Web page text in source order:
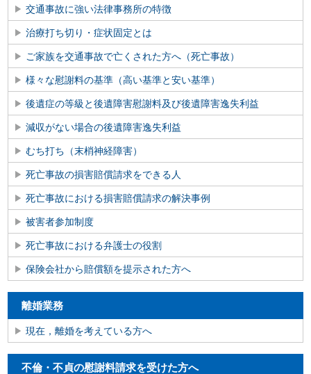
交通事故に強い法律事務所の特徴
治療打ち切り・症状固定とは
ご家族を交通事故で亡くされた方へ（死亡事故）
様々な慰謝料の基準（高い基準と安い基準）
後遺症の等級と後遺障害慰謝料及び後遺障害逸失利益
減収がない場合の後遺障害逸失利益
むち打ち（末梢神経障害）
死亡事故の損害賠償請求をできる人
死亡事故における損害賠償請求の解決事例
被害者参加制度
死亡事故における弁護士の役割
保険会社から賠償額を提示された方へ
離婚業務
現在，離婚を考えている方へ
不倫・不貞の慰謝料請求を受けた方へ